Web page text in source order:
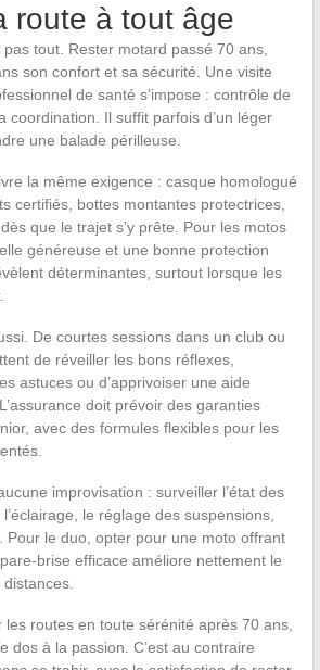
route à tout âge
tout. Rester motard passé 70 ans,
son confort et sa sécurité. Une visite
de santé s’impose : contrôle de
coordination. Il suffit parfois d’un léger
une balade périlleuse.
la même exigence : casque homologué
certifiés, bottes montantes protectrices,
que le trajet s’y prête. Pour les motos
généreuse et une bonne protection
déterminantes, surtout lorsque les
De courtes sessions dans un club ou
de réveiller les bons réflexes,
astuces ou d’apprivoiser une aide
doit prévoir des garanties
avec des formules flexibles pour les
improvisation : surveiller l’état des
le réglage des suspensions,
Pour le duo, opter pour une moto offrant
brise efficace améliore nettement le
routes en toute sérénité après 70 ans,
dos à la passion. C’est au contraire